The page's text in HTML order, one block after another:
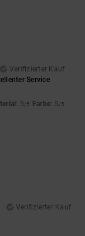
Verifizierter Kauf
Service
: 5/5 Farbe: 5/5
Verifizierter Kauf